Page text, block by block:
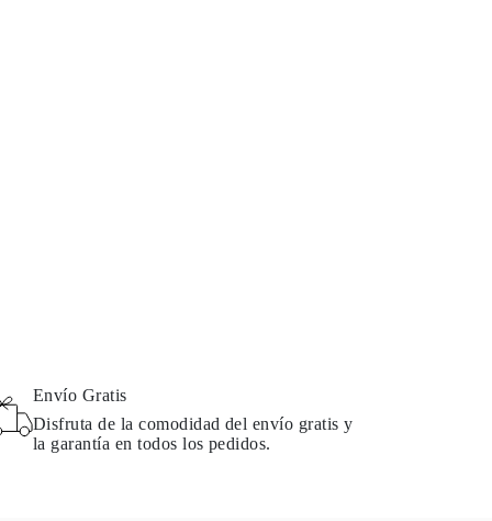
Envío Gratis
Disfruta de la comodidad del envío gratis y
la garantía en todos los pedidos.